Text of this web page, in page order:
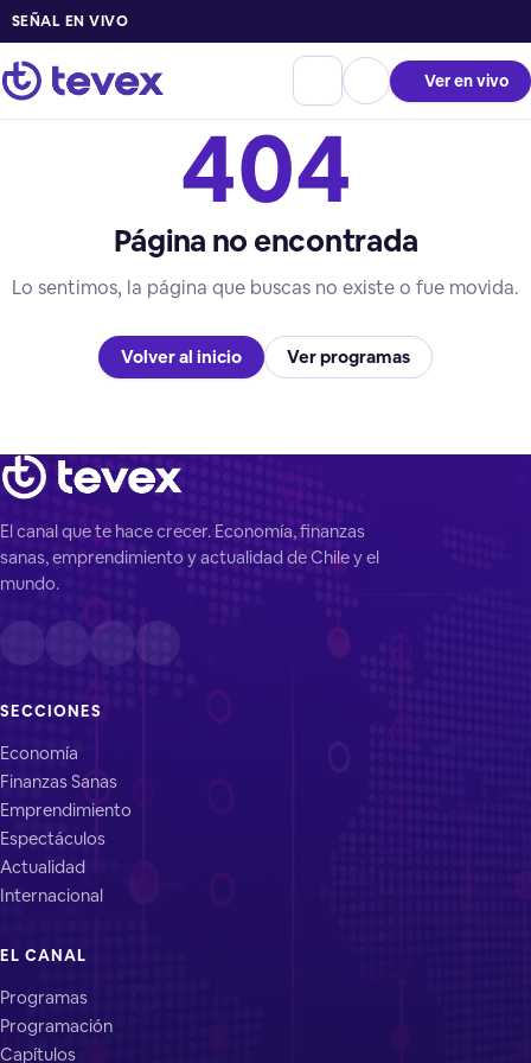
SEÑAL EN VIVO
Ver en vivo
404
Página no encontrada
Lo sentimos, la página que buscas no existe o fue movida.
Volver al inicio Ver programas
El canal que te hace crecer. Economía, finanzas
sanas, emprendimiento y actualidad de Chile y el
mundo.
SECCIONES
Economía
Finanzas Sanas
Emprendimiento
Espectáculos
Actualidad
Internacional
EL CANAL
Programas
Programación
Capítulos